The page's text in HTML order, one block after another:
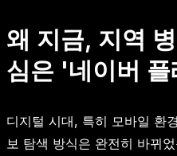
왜 지금, 지역
심은 '네이버
디지털 시대, 특히 모바일 환
보 탐색 방식은 완전히 바뀌